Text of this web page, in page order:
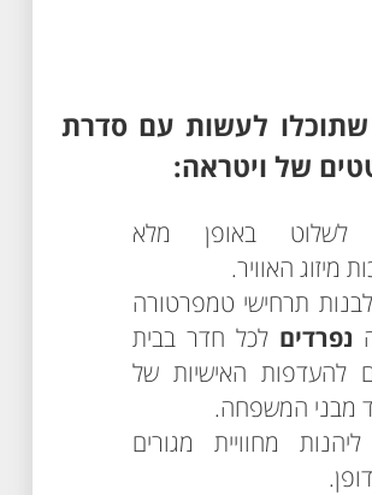
שתוכלו לעשות עם סדרת
של ויטראה:
לשלוט באופן מלא
מיזוג האוויר.
לבנות תרחישי טמפרטורה
נפרדים לכל חדר בבית
להעדפות האישיות של
מבני המשפחה.
ליהנות מחוויית מגורים